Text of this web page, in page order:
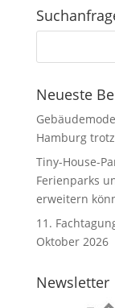
Neueste
Hamburg
Tiny-House-
Ferienparks
erweitern
11.
Oktober 2026
Newsletter